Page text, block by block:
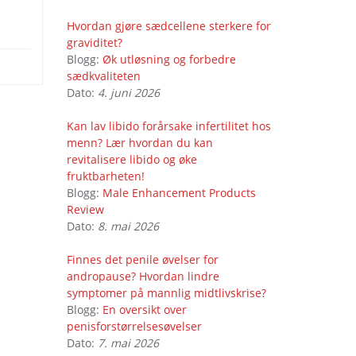
Hvordan gjøre sædcellene sterkere for
graviditet?
Blogg: Øk utløsning og forbedre
sædkvaliteten
Dato: 4. juni 2026
Kan lav libido forårsake infertilitet hos
menn? Lær hvordan du kan
revitalisere libido og øke
fruktbarheten!
Blogg: Male Enhancement Products
Review
Dato: 8. mai 2026
Finnes det penile øvelser for
andropause? Hvordan lindre
symptomer på mannlig midtlivskrise?
Blogg: En oversikt over
penisforstørrelsesøvelser
Dato: 7. mai 2026